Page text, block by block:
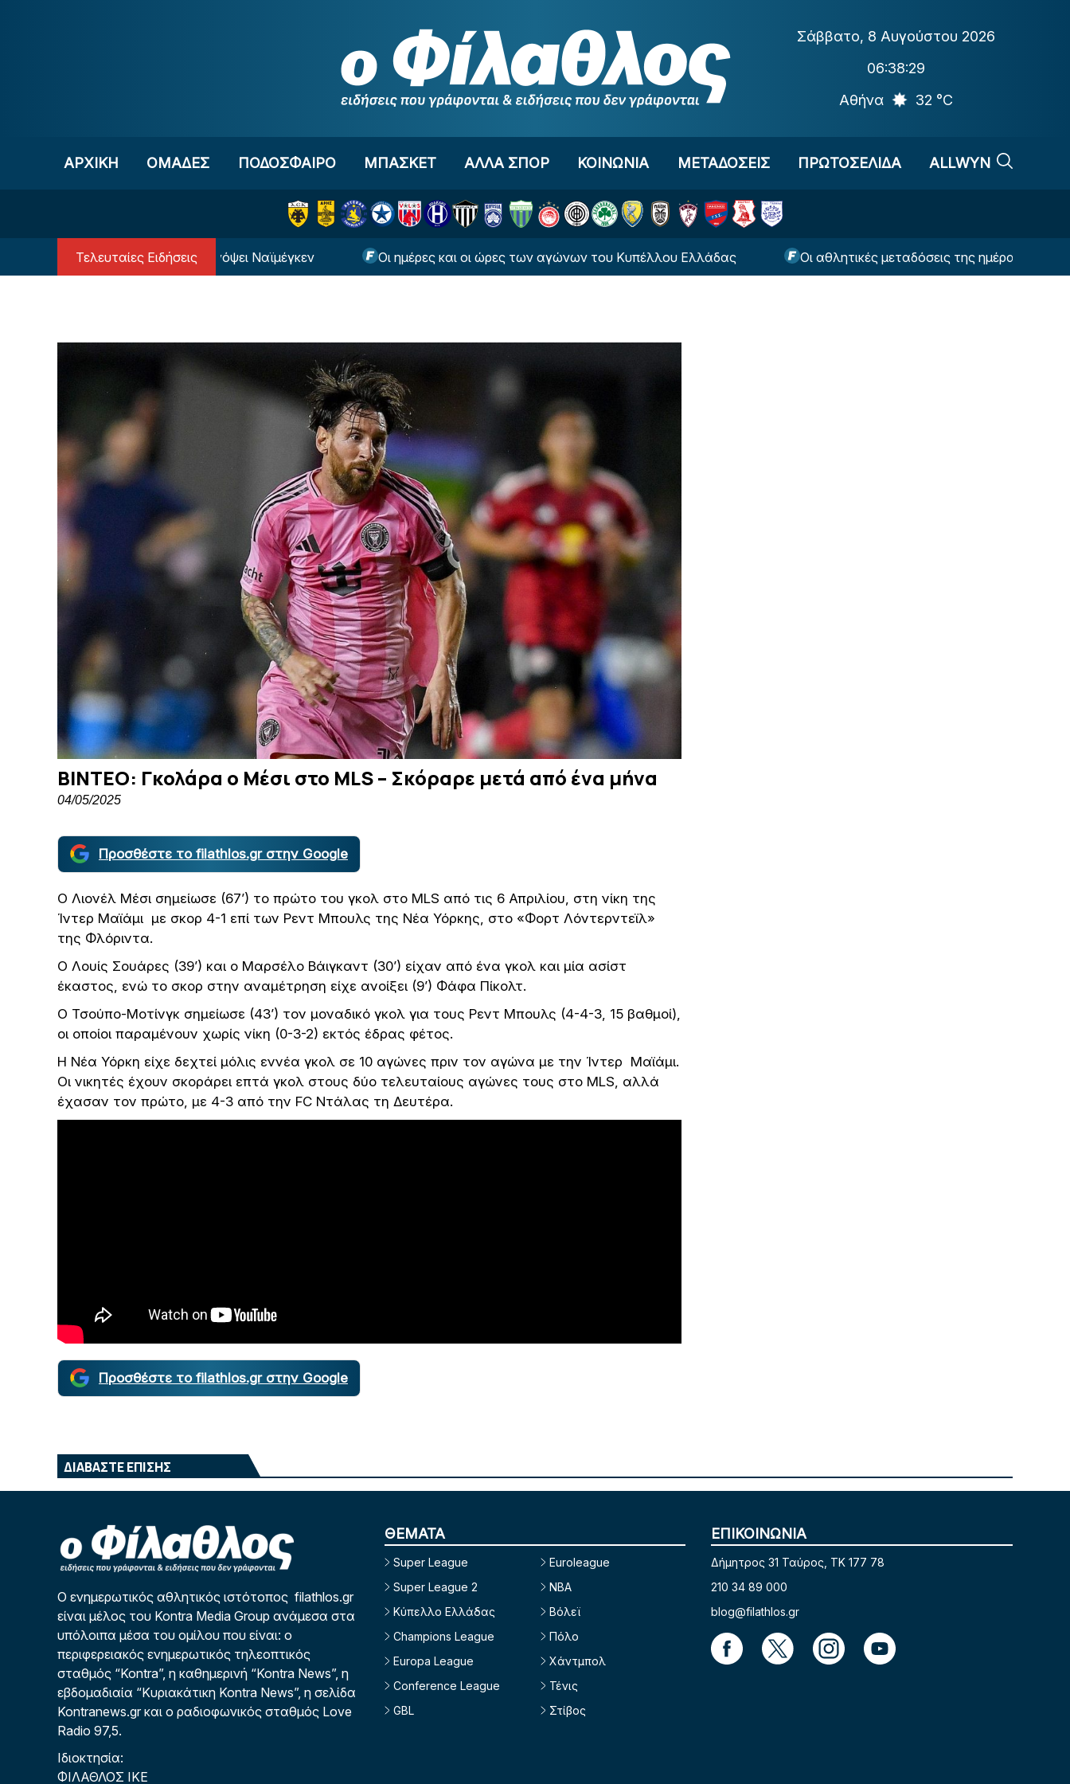
Σάββατο, 8 Αυγούστου 2026
06:38:30
Αθήνα
32 °C
ΑΡΧΙΚΗ OΜΑΔΕΣ ΠΟΔΟΣΦΑΙΡΟ ΜΠΑΣΚΕΤ ΑΛΛΑ ΣΠΟΡ ΚΟΙΝΩΝΙΑ ΜΕΤΑΔΟΣΕΙΣ ΠΡΩΤΟΣΕΛΙΔΑ ALLWYN
Τελευταίες Ειδήσεις
για τον Ολυμπιακό ενόψει Ναϊμέγκεν Οι ημέρες και οι ώρες των αγώνων του Κυπέλλου Ελλάδας Οι αθλητικές μεταδόσεις της ημέρας (8/8)
ΒΙΝΤΕΟ: Γκολάρα ο Μέσι στο MLS – Σκόραρε μετά από ένα μήνα
04/05/2025
Προσθέστε το filathlos.gr στην Google
Ο Λιονέλ Μέσι σημείωσε (67’) το πρώτο του γκολ στο MLS από τις 6 Απριλίου, στη νίκη της
Ίντερ Μαϊάμι με σκορ 4-1 επί των Ρεντ Μπουλς της Νέα Υόρκης, στο «Φορτ Λόντερντεϊλ»
της Φλόριντα.
Ο Λουίς Σουάρες (39’) και ο Μαρσέλο Βάιγκαντ (30’) είχαν από ένα γκολ και μία ασίστ
έκαστος, ενώ το σκορ στην αναμέτρηση είχε ανοίξει (9’) Φάφα Πίκολτ.
Ο Τσούπο-Μοτίνγκ σημείωσε (43’) τον μοναδικό γκολ για τους Ρεντ Μπουλς (4-4-3, 15 βαθμοί),
οι οποίοι παραμένουν χωρίς νίκη (0-3-2) εκτός έδρας φέτος.
Η Νέα Υόρκη είχε δεχτεί μόλις εννέα γκολ σε 10 αγώνες πριν τον αγώνα με την Ίντερ Μαϊάμι.
Οι νικητές έχουν σκοράρει επτά γκολ στους δύο τελευταίους αγώνες τους στο MLS, αλλά
έχασαν τον πρώτο, με 4-3 από την FC Ντάλας τη Δευτέρα.
Προσθέστε το filathlos.gr στην Google
ΔΙΑΒΑΣΤΕ ΕΠΙΣΗΣ
Ο ενημερωτικός αθλητικός ιστότοπος filathlos.gr
είναι μέλος του Kontra Media Group ανάμεσα στα
υπόλοιπα μέσα του ομίλου που είναι: ο
περιφερειακός ενημερωτικός τηλεοπτικός
σταθμός “Kontra”, η καθημερινή “Kontra News”, η
εβδομαδιαία “Κυριακάτικη Kontra News”, η σελίδα
Kontranews.gr και ο ραδιοφωνικός σταθμός Love
Radio 97,5.
Ιδιοκτησία:
ΦΙΛΑΘΛΟΣ ΙΚΕ
ΘΕΜΑΤΑ
Super League
Super League 2
Κύπελλο Ελλάδας
Champions League
Europa League
Conference League
GBL
Euroleague
NBA
Βόλεϊ
Πόλο
Χάντμπολ
Τένις
Στίβος
ΕΠΙΚΟΙΝΩΝΙΑ
Δήμητρος 31 Ταύρος, TK 177 78
210 34 89 000
blog@filathlos.gr